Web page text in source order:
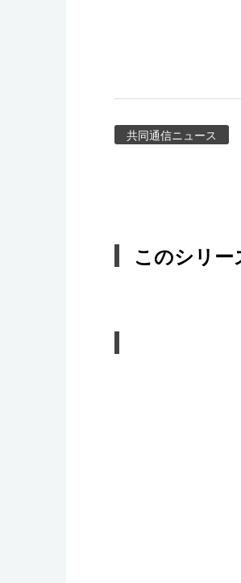
共同通信ニュース
このシリ